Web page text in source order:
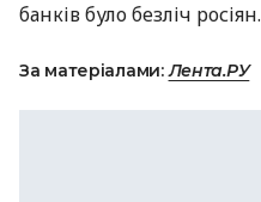
банків було безліч росіян.
За матеріалами:Лента.РУ